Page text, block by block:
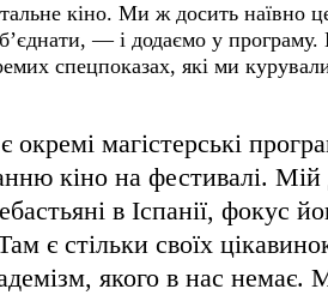
кіно. Ми ж досить наївно
— і додаємо у
спецпоказах, які ми
окремі магістерські
кіно на фестивалі. Мій
в Іспанії, фокус
є стільки своїх
якого в нас